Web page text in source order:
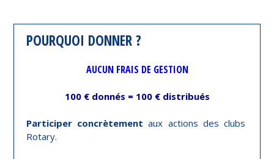
POURQUOI DONNER ?
AUCUN FRAIS DE GESTION
100 € donnés = 100 € distribués
Participer concrètement aux actions des clubs
Rotary.